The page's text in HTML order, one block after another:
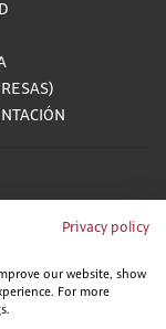
L-V 8:00 - 15:00
Privacy policy
our website, show
For more